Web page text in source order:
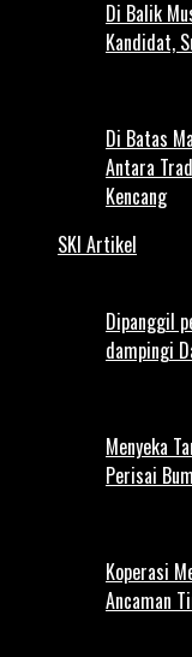
Di Balik
Kandidat,
Di Batas
Antara
Kencang
SKI Artikel
Dipanggil
dampingi
Menyeka
Perisai
Koperasi
Ancaman